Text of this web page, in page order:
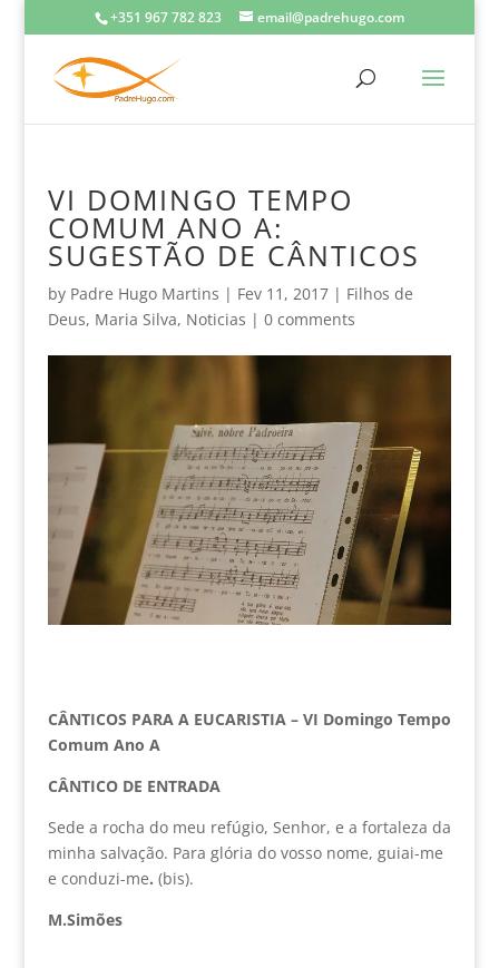
+351 967 782 823 email@padrehugo.com
VI DOMINGO TEMPO
COMUM ANO A:
SUGESTÃO DE CÂNTICOS
by Padre Hugo Martins | Fev 11, 2017| Filhos de
Deus, Maria Silva, Noticias | 0 comments
CÂNTICOS PARA A EUCARISTIA – VI Domingo Tempo
Comum Ano A
CÂNTICO DE ENTRADA
Sede a rocha do meu refúgio, Senhor, e a fortaleza da
minha salvação. Para glória do vosso nome, guiai-me
e conduzi-me. (bis).
M.Simões